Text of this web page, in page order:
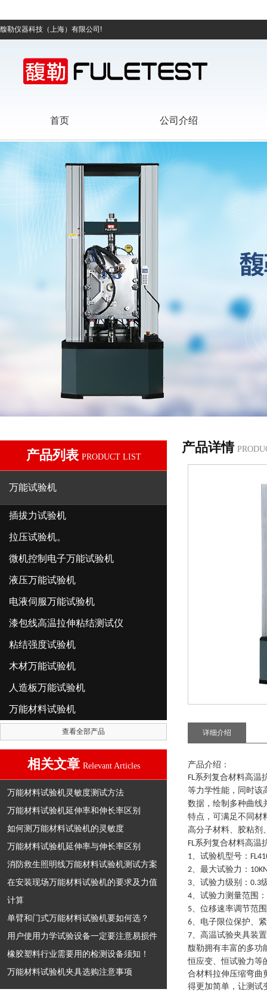
馥勒仪器科技（上海）有限公司!
首页 公司介绍
产品列表 PRODUCT LIST
万能试验机
插拔力试验机
拉压试验机。
微机控制电子万能试验机
液压万能试验机
电液伺服万能试验机
漆包线高温拉伸粘结测试仪
粘结强度试验机
木材万能试验机
人造板万能试验机
万能材料试验机
查看全部产品
相关文章 Relevant Articles
万能材料试验机灵敏度测试方法
万能材料试验机延伸率和伸长率区别
如何测万能材料试验机的灵敏度
万能材料试验机延伸率与伸长率区别
消防救生照明线万能材料试验机测试方案
在安装现场万能材料试验机的要求及力值
计算
单臂和门式万能材料试验机要如何选？
用户使用力学试验设备一定要注意易损件
橡胶塑料行业需要用的检测设备须知！
万能材料试验机夹具选购注意事项
产品详情
详细介绍
产品介绍：
FL系列 复合材料高温
等力学性能，同时该
数据，绘制多种曲线
特点，可满足不同材
高分子材料、胶粘剂
FL系列 复合材料高温
1、试验机型号：
2、最大试验力：
3、试验力级别： 0.3
4、试验力测量范围：
5、位移速率调节范
6、电子限位保护、
7、高温试验夹具装
馥勒拥有丰富的多功
恒应变、恒试验力等
合材料拉伸压缩弯曲
得更加简单，让测试